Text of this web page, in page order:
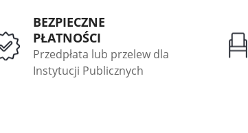
BEZPIECZNE
PŁATNOŚCI
Przedpłata lub przelew dla
Instytucji Publicznych